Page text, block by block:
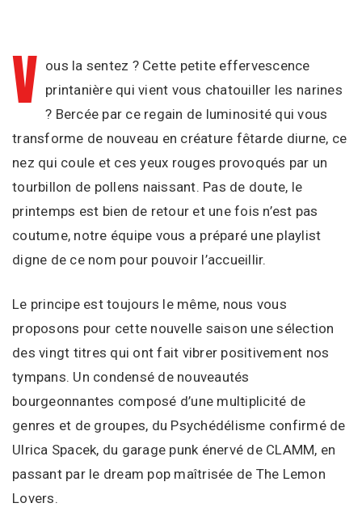
Instagram
Facebook
WhatsApp
Spotify
V ous la sentez ? Cette petite effervescence
printanière qui vient vous chatouiller les narines
? Bercée par ce regain de luminosité qui vous
transforme de nouveau en créature fêtarde diurne, ce
nez qui coule et ces yeux rouges provoqués par un
tourbillon de pollens naissant. Pas de doute, le
printemps est bien de retour et une fois n’est pas
coutume, notre équipe vous a préparé une playlist
digne de ce nom pour pouvoir l’accueillir.
Le principe est toujours le même, nous vous
proposons pour cette nouvelle saison une sélection
des vingt titres qui ont fait vibrer positivement nos
tympans. Un condensé de nouveautés
bourgeonnantes composé d’une multiplicité de
genres et de groupes, du Psychédélisme confirmé de
Ulrica Spacek, du garage punk énervé de CLAMM, en
passant par le dream pop maîtrisée de The Lemon
Lovers.